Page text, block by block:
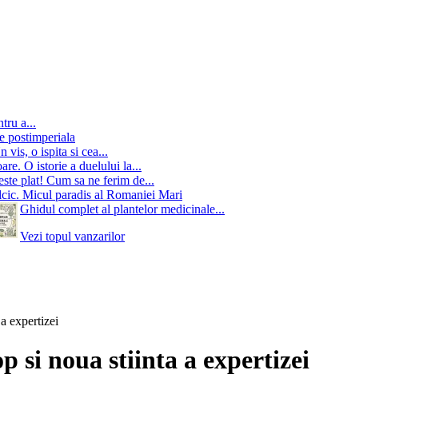
a...
postimperiala
vis, o ispita si cea...
O istorie a duelului la...
plat! Cum sa ne ferim de...
Micul paradis al Romaniei Mari
Ghidul complet al plantelor medicinale...
Vezi topul vanzarilor
expertizei
si noua stiinta a expertizei